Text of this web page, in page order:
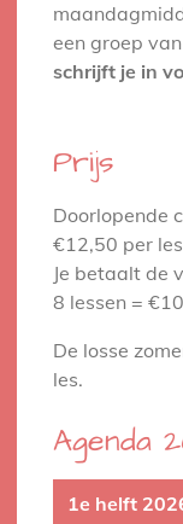
een groep
schrijft je in
Prijs
Doorlopende
€12,50 per les
Je betaalt de
8 lessen =
De losse
les.
Agenda
1e helft